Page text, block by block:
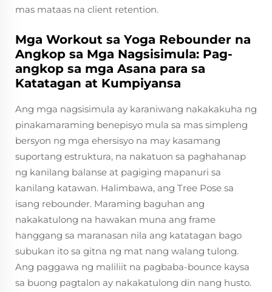
mas mataas na client retention.
Mga Workout sa Yoga Rebounder na
Angkop sa Mga Nagsisimula: Pag-
angkop sa mga Asana para sa
Katatagan at Kumpiyansa
Ang mga nagsisimula ay karaniwang nakakakuha ng
pinakamaraming benepisyo mula sa mas simpleng
bersyon ng mga ehersisyo na may kasamang
suportang estruktura, na nakatuon sa paghahanap
ng kanilang balanse at pagiging mapanuri sa
kanilang katawan. Halimbawa, ang Tree Pose sa
isang rebounder. Maraming baguhan ang
nakakatulong na hawakan muna ang frame
hanggang sa maranasan nila ang katatagan bago
subukan ito sa gitna ng mat nang walang tulong.
Ang paggawa ng maliliit na pagbaba-bounce kaysa
sa buong pagtalon ay nakakatulong din nang husto.